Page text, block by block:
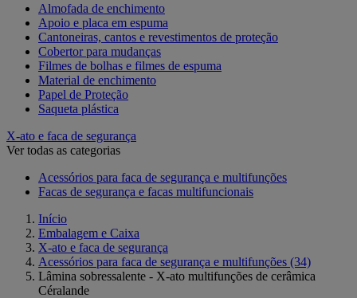
Almofada de enchimento
Apoio e placa em espuma
Cantoneiras, cantos e revestimentos de proteção
Cobertor para mudanças
Filmes de bolhas e filmes de espuma
Material de enchimento
Papel de Proteção
Saqueta plástica
X-ato e faca de segurança
Ver todas as categorias
Acessórios para faca de segurança e multifunções
Facas de segurança e facas multifuncionais
Início
Embalagem e Caixa
X-ato e faca de segurança
Acessórios para faca de segurança e multifunções (34)
Lâmina sobressalente - X-ato multifunções de cerâmica
Céralande